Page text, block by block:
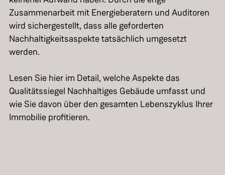
Zusammenarbeit mit Energieberatern und Auditoren
wird sichergestellt, dass alle geforderten
Nachhaltigkeitsaspekte tatsächlich umgesetzt
werden.
Lesen Sie hier im Detail, welche Aspekte das
Qualitätssiegel Nachhaltiges Gebäude umfasst und
wie Sie davon über den gesamten Lebenszyklus Ihrer
Immobilie profitieren.